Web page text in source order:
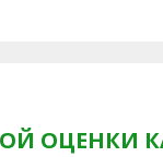
ОЦЕНКИ